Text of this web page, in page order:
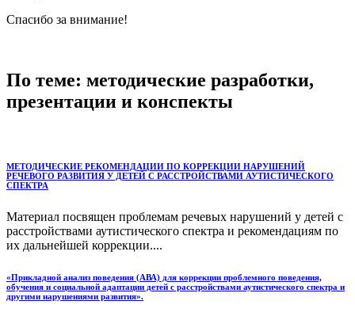
Спасибо за внимание!
По теме: методические разработки,
презентации и конспекты
МЕТОДИЧЕСКИЕ РЕКОМЕНДАЦИИ ПО КОРРЕКЦИИ НАРУШЕНИЙ
РЕЧЕВОГО РАЗВИТИЯ У ДЕТЕЙ С РАССТРОЙСТВАМИ АУТИСТИЧЕСКОГО
СПЕКТРА
Материал посвящен проблемам речевых нарушений у детей с
расстройствами аутистического спектра и рекомендациям по
их дальнейшей коррекции....
«Прикладной анализ поведения (АВА) для коррекции проблемного поведения,
обучения и социальной адаптации детей с расстройствами аутистического спектра и
другими нарушениями развития».